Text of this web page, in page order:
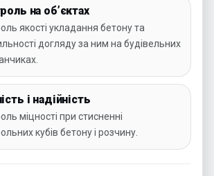
на об’єктах
якості укладання бетону та
догляду за ним на будівельних
і надійність
міцності при стисненні
кубів бетону і розчину.